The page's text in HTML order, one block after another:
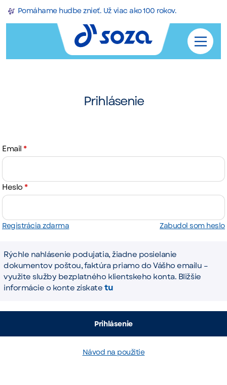
Pomáhame hudbe znieť. Už viac ako 100 rokov.
Prihlásenie
Email *
Heslo *
Registrácia zdarma Zabudol som heslo
Rýchle nahlásenie podujatia, žiadne posielanie
dokumentov poštou, faktúra priamo do Vášho emailu –
využite služby bezplatného klientskeho konta. Bližšie
informácie o konte získatetu
Prihlásenie
Návod na použitie